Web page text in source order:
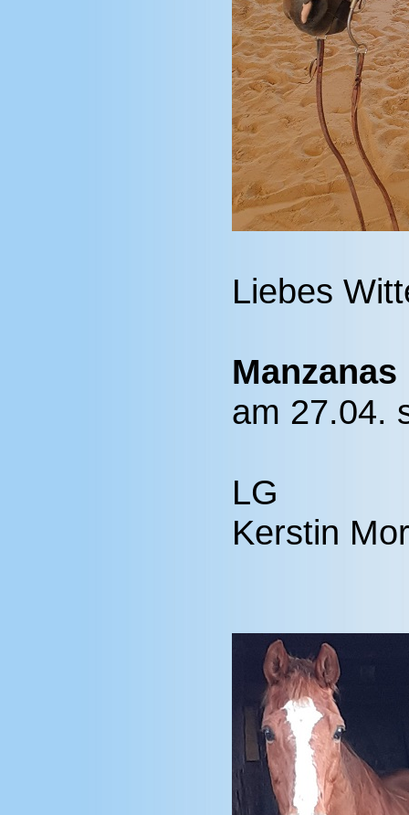
Liebes
am 27.04.
LG
Kerstin